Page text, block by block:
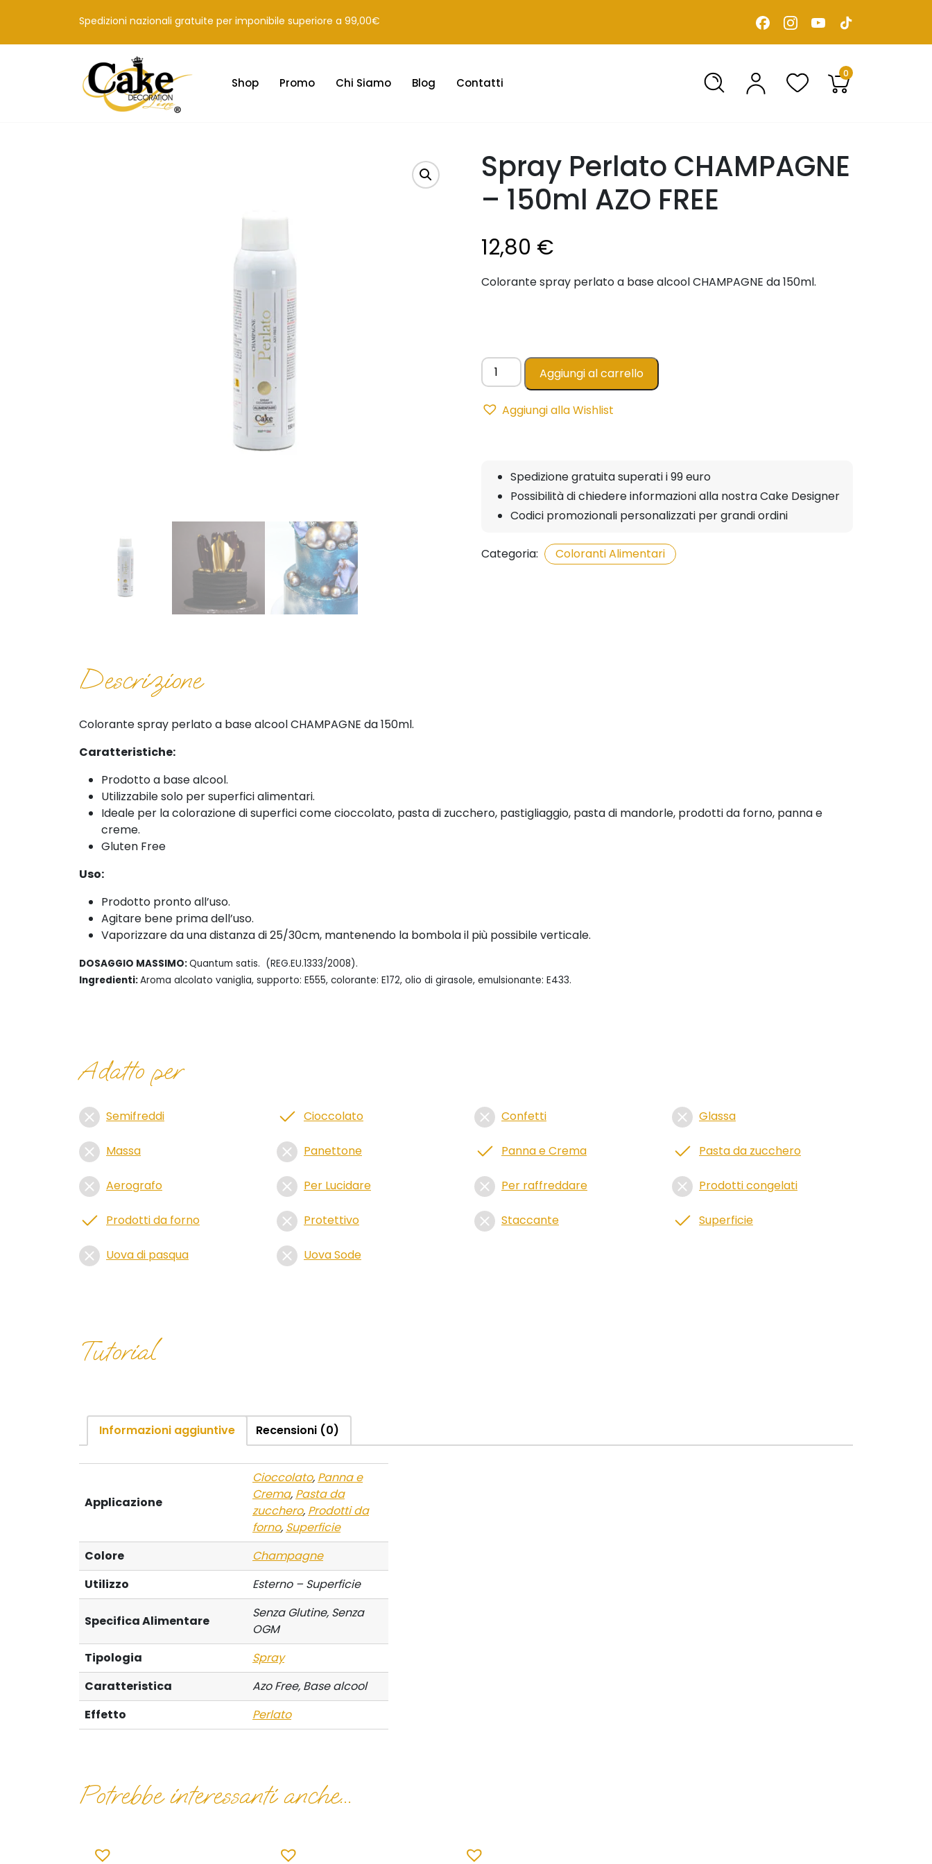
Spedizioni nazionali gratuite per imponibile superiore a 99,00€
Shop Promo Chi Siamo Blog Contatti
0
Spray Perlato CHAMPAGNE
– 150ml AZO FREE
12,80 €
Colorante spray perlato a base alcool CHAMPAGNE da 150ml.
Spray
Perlato
-
quantità
Aggiungi al carrello
Aggiungi alla Wishlist
Spedizione gratuita superati i 99 euro
Possibilità di chiedere informazioni alla nostra Cake Designer
Codici promozionali personalizzati per grandi ordini
Categoria: Coloranti Alimentari
Descrizione
Colorante spray perlato a base alcool CHAMPAGNE da 150ml.
Caratteristiche:
Prodotto a base alcool.
Utilizzabile solo per superfici alimentari.
Ideale per la colorazione di superfici come cioccolato, pasta di zucchero, pastigliaggio, pasta di mandorle, prodotti da forno, panna e
creme.
Gluten Free
Uso:
Prodotto pronto all’uso.
Agitare bene prima dell’uso.
Vaporizzare da una distanza di 25/30cm, mantenendo la bombola il più possibile verticale.
DOSAGGIO MASSIMO:Quantum satis. (REG.EU.1333/2008).
Ingredienti:Aroma alcolato vaniglia, supporto: E555, colorante: E172, olio di girasole, emulsionante: E433.
Adatto per
Semifreddi Cioccolato Confetti Glassa
Massa Panettone Panna e Crema Pasta da zucchero
Aerografo Per Lucidare Per raffreddare Prodotti congelati
Prodotti da forno Protettivo Staccante Superficie
Uova di pasqua Uova Sode
Tutorial
Informazioni aggiuntive Recensioni (0)
Applicazione
Cioccolato, Panna e
Crema, Pasta da
zucchero, Prodotti da
forno, Superficie
Colore
Champagne
Utilizzo
Esterno – Superficie
Specifica Alimentare
Senza Glutine, Senza
OGM
Tipologia
Spray
Caratteristica
Azo Free, Base alcool
Effetto
Perlato
Potrebbe interessanti anche...